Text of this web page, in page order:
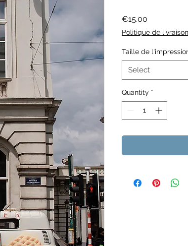
€15.00
Politique de livraison
Taille de
Select
Quantity *